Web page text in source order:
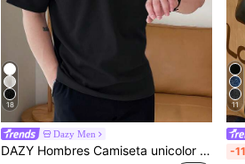
18
Dazy Men
DAZY Hombres Camiseta unicolor de cuello redondo
11
-